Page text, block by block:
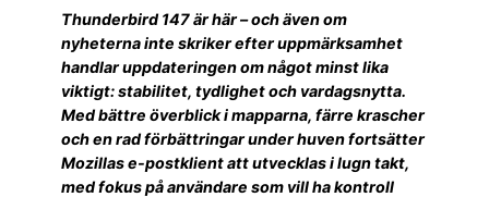
Thunderbird 147 är här – och även om
nyheterna inte skriker efter uppmärksamhet
handlar uppdateringen om något minst lika
viktigt: stabilitet, tydlighet och vardagsnytta.
Med bättre överblick i mapparna, färre krascher
och en rad förbättringar under huven fortsätter
Mozillas e-postklient att utvecklas i lugn takt,
med fokus på användare som vill ha kontroll